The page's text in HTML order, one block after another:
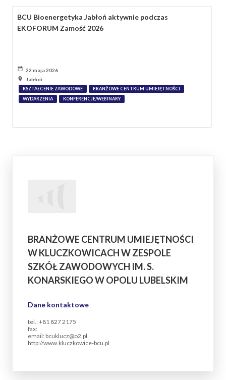
BCU Bioenergetyka Jabłoń aktywnie podczas
EKOFORUM Zamość 2026
22 maja 2026
Jabłoń
KSZTAŁCENIE ZAWODOWE
BRANŻOWE CENTRUM UMIEJĘTNOŚCI
WYDARZENIA
KONFERENCJE/WEBINARY
BRANŻOWE CENTRUM UMIEJĘTNOŚCI
W KLUCZKOWICACH W ZESPOLE
SZKÓŁ ZAWODOWYCH IM. S.
KONARSKIEGO W OPOLU LUBELSKIM
Dane kontaktowe
tel.: +81 827 2175
fax:
email: bcuklucz@o2.pl
http://www.kluczkowice-bcu.pl